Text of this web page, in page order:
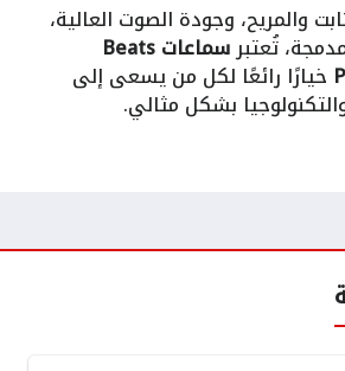
والمريح، وجودة الصوت العالية،
تُعتبر سماعات Beats
خيارًا رائعًا لكل من يسعى إلى
بشكل مثالي.